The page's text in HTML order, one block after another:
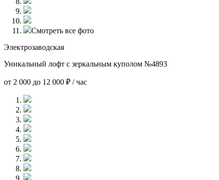
Смотреть все фото
Электрозаводская
Уникальный лофт с зеркальным куполом №4893
от 2 000 до 12 000 ₽ / час